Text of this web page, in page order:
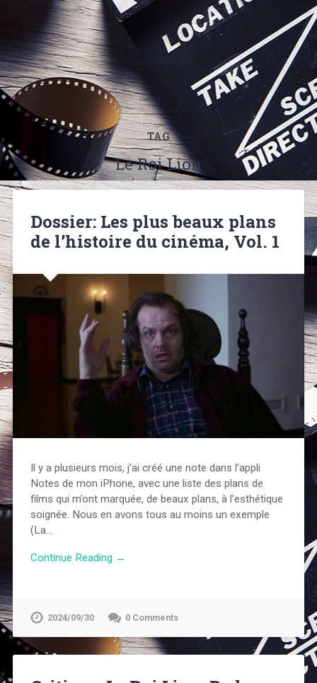
TAG
Le Roi Lion
Dossier: Les plus beaux plans
de l’histoire du cinéma, Vol. 1
Il y a plusieurs mois, j’ai créé une note dans l’appli
Notes de mon iPhone, avec une liste des plans de
films qui m’ont marquée, de beaux plans, à l’esthétique
soignée. Nous en avons tous au moins un exemple
(La…
Continue Reading →
2024/09/30 0 Comments